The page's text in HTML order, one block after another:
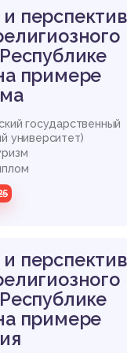
примере
государственный
университет)
примере